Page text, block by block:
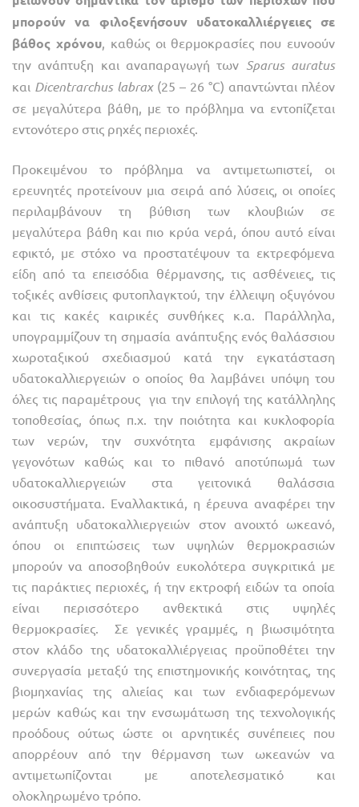
μπορούν να φιλοξενήσουν υδατοκαλλιέργειες σε
βάθος χρόνου, καθώς οι θερμοκρασίες που ευνοούν
την ανάπτυξη και αναπαραγωγή των Sparus auratus
και Dicen­trarchus labrax(25 – 26 °C) απαντώνται πλέον
σε μεγαλύτερα βάθη, με το πρόβλημα να εντοπίζεται
εντονότερο στις ρηχές περιοχές.
Προκειμένου το πρόβλημα να αντιμετωπιστεί, οι
ερευνητές προτείνουν μια σειρά από λύσεις, οι οποίες
περιλαμβάνουν τη βύθιση των κλουβιών σε
μεγαλύτερα βάθη και πιο κρύα νερά, όπου αυτό είναι
εφικτό, με στόχο να προστατέψουν τα εκτρεφόμενα
είδη από τα επεισόδια θέρμανσης, τις ασθένειες, τις
τοξικές ανθίσεις φυτοπλαγκτού, την έλλειψη οξυγόνου
και τις κακές καιρικές συνθήκες κ.α. Παράλληλα,
υπογραμμίζουν τη σημασία ανάπτυξης ενός θαλάσσιου
χωροταξικού σχεδιασμού κατά την εγκατάσταση
υδατοκαλλιεργειών ο οποίος θα λαμβάνει υπόψη του
όλες τις παραμέτρους για την επιλογή της κατάλληλης
τοποθεσίας, όπως π.χ. την ποιότητα και κυκλοφορία
των νερών, την συχνότητα εμφάνισης ακραίων
γεγονότων καθώς και το πιθανό αποτύπωμά των
υδατοκαλλιεργειών στα γειτονικά θαλάσσια
οικοσυστήματα. Εναλλακτικά, η έρευνα αναφέρει την
ανάπτυξη υδατοκαλλιεργειών στον ανοιχτό ωκεανό,
όπου οι επιπτώσεις των υψηλών θερμοκρασιών
μπορούν να αποσοβηθούν ευκολότερα συγκριτικά με
τις παράκτιες περιοχές, ή την εκτροφή ειδών τα οποία
είναι περισσότερο ανθεκτικά στις υψηλές
θερμοκρασίες. Σε γενικές γραμμές, η βιωσιμότητα
στον κλάδο της υδατοκαλλιέργειας προϋποθέτει την
συνεργασία μεταξύ της επιστημονικής κοινότητας, της
βιομηχανίας της αλιείας και των ενδιαφερόμενων
μερών καθώς και την ενσωμάτωση της τεχνολογικής
προόδους ούτως ώστε οι αρνητικές συνέπειες που
απορρέουν από την θέρμανση των ωκεανών να
αντιμετωπίζονται με αποτελεσματικό και
ολοκληρωμένο τρόπο.